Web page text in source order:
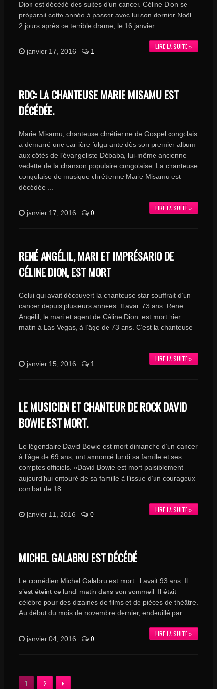
Dion est décédé des suites d’un cancer. Céline Dion se
préparait cette année à passer avec lui son dernier Noël.
2 jours après ce terrible drame, le 16 janvier, ...
LIRE LA SUITE »
janvier 17, 2016 1
RDC: LA CHANTEUSE MARIE MISAMU EST
DÉCÉDÉE.
Marie Misamu, chanteuse chrétienne de Gospel congolais
a démarré une carrière fulgurante dès son premier album
aux côtés de l’évangeliste Débaba, lui-même ancienne
vedette de la chanson populaire congolaise. La chanteuse
congolaise de musique chrétienne Marie Misamu est
décédée ...
LIRE LA SUITE »
janvier 17, 2016 0
RENÉ ANGÉLIL, MARI ET IMPRÉSARIO DE
CÉLINE DION, EST MORT
Celui qui avait découvert la chanteuse star souffrait d’un
cancer depuis plusieurs années. Il avait 73 ans. René
Angélil, le mari et agent de Céline Dion, est mort hier
matin à Las Vegas, à l’âge de 73 ans. C’est la chanteuse
LIRE LA SUITE »
janvier 15, 2016 1
LE MUSICIEN ET CHANTEUR DE ROCK DAVID
BOWIE EST MORT.
Le légendaire David Bowie est mort dimanche d’un cancer
à l’âge de 69 ans, ont annoncé lundi sa famille et ses
comptes officiels. «David Bowie est mort paisiblement
aujourd’hui entouré de sa famille à l’issue d’un courageux
combat de 18 ...
LIRE LA SUITE »
janvier 11, 2016 0
MICHEL GALABRU EST DÉCÉDÉ
Le comédien Michel Galabru est mort. Il avait 93 ans. Il
s’est éteint ce lundi matin dans son sommeil. Il était
célèbre pour des dizaines de films et de pièces de théâtre.
Au début du mois de novembre dernier, endeuillé par ...
LIRE LA SUITE »
janvier 04, 2016 0
1 2